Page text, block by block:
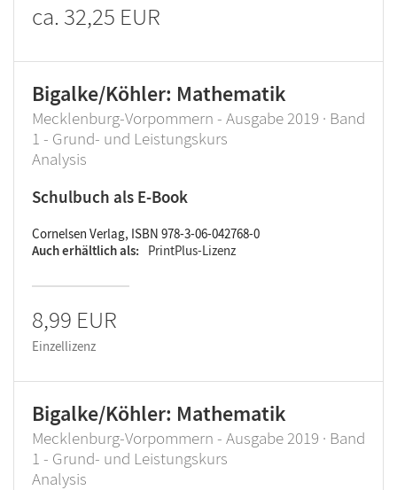
ca. 32,25 EUR
Bigalke/Köhler: Mathematik
Mecklenburg-Vorpommern - Ausgabe 2019 · Band
1 - Grund- und Leistungskurs
Analysis
Schulbuch als E-Book
Cornelsen Verlag, ISBN 978-3-06-042768-0
Auch erhältlich als
PrintPlus-Lizenz
8,99 EUR
Einzellizenz
Bigalke/Köhler: Mathematik
Mecklenburg-Vorpommern - Ausgabe 2019 · Band
1 - Grund- und Leistungskurs
Analysis